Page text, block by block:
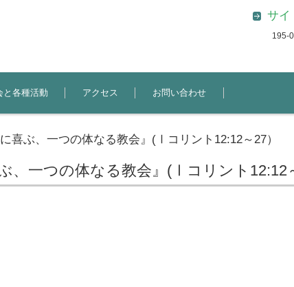
サイ
195-
と各種活動 アクセス お問い合わせ
喜ぶ、一つの体なる教会』(Ⅰコリント12:12～27）
、一つの体なる教会』(Ⅰコリント12:12